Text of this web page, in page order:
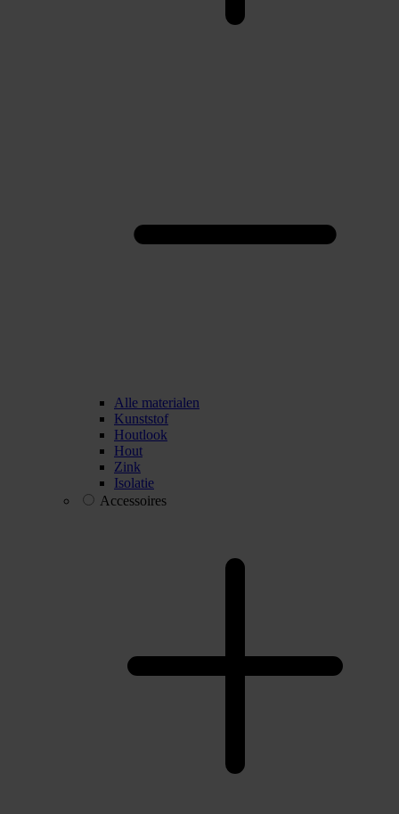
Alle materialen
Kunststof
Houtlook
Hout
Zink
Isolatie
Accessoires